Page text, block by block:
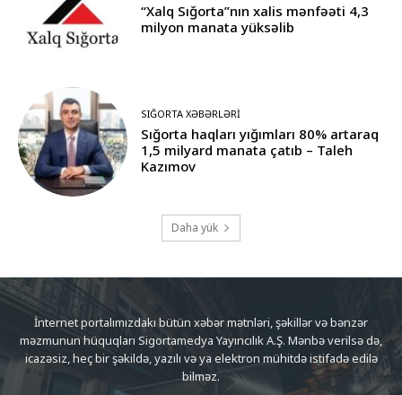
“Xalq Sığorta”nın xalis mənfəəti 4,3
milyon manata yüksəlib
SIĞORTA XƏBƏRLƏRI
Sığorta haqları yığımları 80% artaraq
1,5 milyard manata çatıb – Taleh
Kazımov
Daha yük
İnternet portalımızdakı bütün xəbər mətnləri, şəkillər və bənzər
məzmunun hüquqları Sigortamedya Yayıncılık A.Ş. Mənbə verilsə də,
icazəsiz, heç bir şəkildə, yazılı və ya elektron mühitdə istifadə edilə
bilməz.